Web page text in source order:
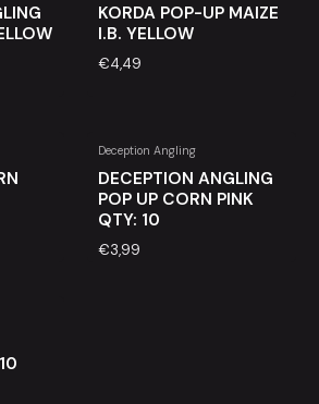
KORDA POP-UP MAIZE
I.B. YELLOW
€4,49
Deception Angling
DECEPTION ANGLING
POP UP CORN PINK
QTY: 10
€3,99